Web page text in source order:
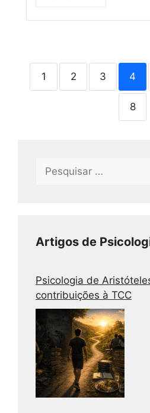
1 2 3 4
8
Artigos de
Psicologia de
contribuições à TCC